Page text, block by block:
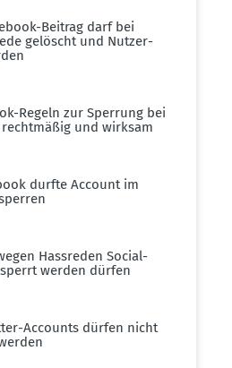
Beitrag darf bei
gelöscht und Nutzer­
Regeln zur Sperrung bei
und wirksam
durfte Account im
Hassreden Social-
werden dürfen
Accounts dürfen nicht